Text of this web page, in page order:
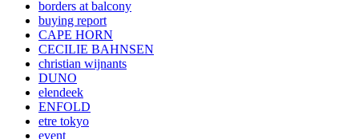
borders at balcony
buying report
CAPE HORN
CECILIE BAHNSEN
christian wijnants
DUNO
elendeek
ENFOLD
etre tokyo
event